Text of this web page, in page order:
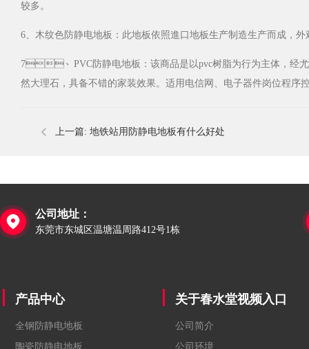
较多。
6、木纹色防静电地板：此地板依照進口地板生产制造生产而成，外
7、PVC防静电地板：该商品是以pvc树脂为行为主体，经尤
然大理石，具备不错的家装效果。适用电信网、电子器件岗位程序
上一篇: 地铁站用防静电地板有什么好处

公司地址：
东莞市东城区温塘温周路412号1栋
产品中心
全钢防静电地板
陶瓷防静电地板
关于春水堂视频入口
公司简介
公司环境